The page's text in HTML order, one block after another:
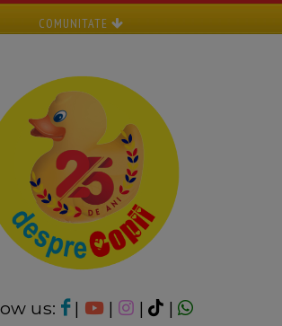
COMUNITATE
us: | | |
|